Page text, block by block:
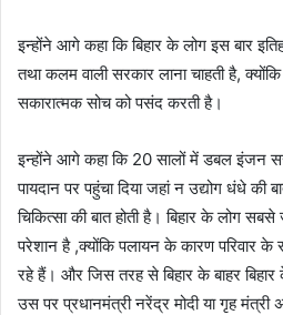
इन्होंने आगे कहा कि बिहार के लोग इस बार
तथा कलम वाली सरकार लाना चाहती है,
सकारात्मक सोच को पसंद करती है।
इन्होंने आगे कहा कि 20 सालों में डबल इंजन
पायदान पर पहुंचा दिया जहां न उद्योग धंधे की
चिकित्सा की बात होती है। बिहार के लोग
परेशान है ,क्योंकि पलायन के कारण परिवार के
रहे हैं। और जिस तरह से बिहार के बाहर बिहार
उस पर प्रधानमंत्री नरेंद्र मोदी या गृह मंत्री